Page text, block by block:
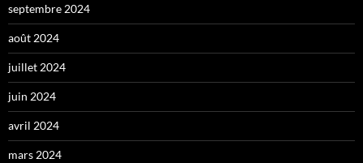
septembre 2024
août 2024
juillet 2024
juin 2024
avril 2024
mars 2024